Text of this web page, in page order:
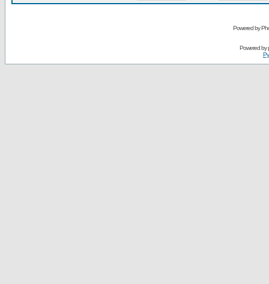
Powered by
Powered by